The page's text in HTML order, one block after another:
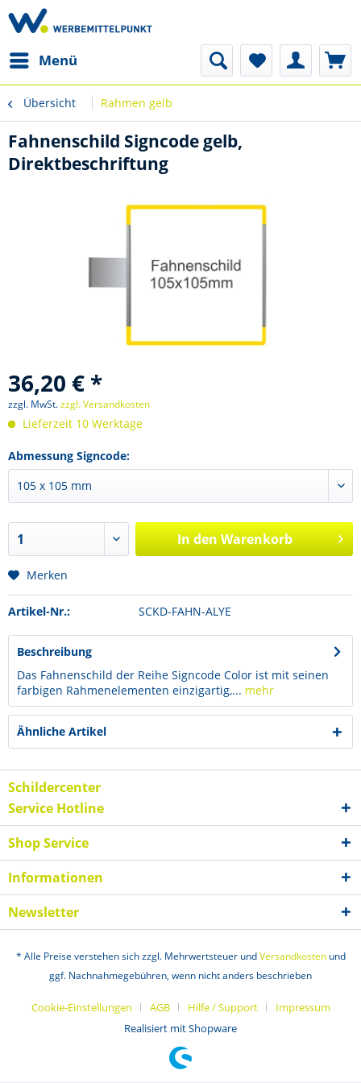
Menü
Übersicht Rahmen gelb
Fahnenschild Signcode gelb,
Direktbeschriftung
36,20 € *
zzgl. MwSt.zzgl. Versandkosten
Lieferzeit 10 Werktage
Abmessung Signcode:
In den Warenkorb
Merken
Artikel-Nr.: SCKD-FAHN-ALYE
Beschreibung
Das Fahnenschild der Reihe Signcode Color ist mit seinen
farbigen Rahmenelementen einzigartig,... mehr
Ähnliche Artikel
Schildercenter
Service Hotline
Shop Service
Informationen
Newsletter
* Alle Preise verstehen sich zzgl. Mehrwertsteuer undVersandkostenund
ggf. Nachnahmegebühren, wenn nicht anders beschrieben
Cookie-Einstellungen AGB Hilfe / Support
Impressum
Realisiert mit Shopware